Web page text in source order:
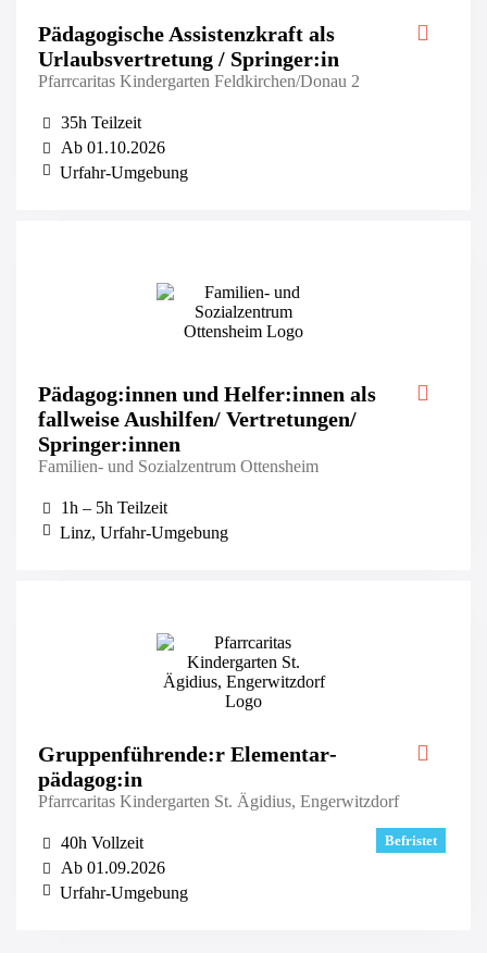
Pädagogische Assistenzkraft als
Urlaubs­vertretung / Springer:in
Pfarrcaritas Kindergarten Feldkirchen/Donau 2
35h Teilzeit
Ab 01.10.2026
Urfahr-Umgebung
Pädagog:innen und Helfer:innen als
fallweise Aushilfen/ Vertretungen/
Springer:innen
Familien- und Sozialzentrum Ottensheim
1h – 5h Teilzeit
Linz, Urfahr-Umgebung
Gruppen­führende:r Elementar­
pädagog:in
Pfarrcaritas Kindergarten St. Ägidius, Engerwitzdorf
40h Vollzeit
Ab 01.09.2026
Urfahr-Umgebung
Befristet